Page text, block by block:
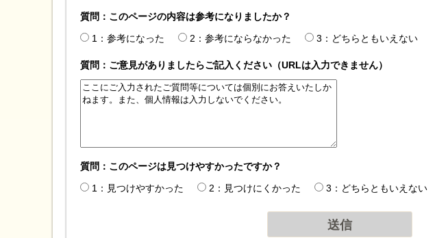
質問：このページの内容は参考になりましたか？
1：参考になった
2：参考にならなかった 3：どちらともいえない
質問：ご意見がありましたらご記入ください（URLは入力できません）
質問：このページは見つけやすかったですか？
1：見つけやすかった
2：見つけにくかった 3：どちらともいえない